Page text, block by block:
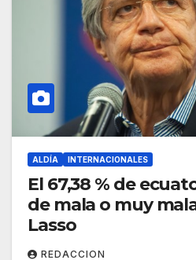
ALDÍA INTERNACIONALES
El 67,38 % de
de mala o muy
Lasso
REDACCION